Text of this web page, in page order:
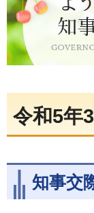
令和5年3
知事交